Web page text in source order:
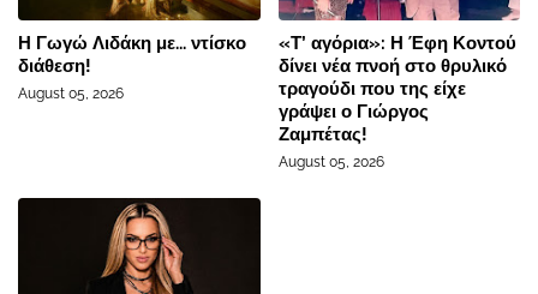
Η Γωγώ Λιδάκη με... ντίσκο
διάθεση!
August 05, 2026
«Τ’ αγόρια»: Η Έφη Κοντού
δίνει νέα πνοή στο θρυλικό
τραγούδι που της είχε
γράψει ο Γιώργος
Ζαμπέτας!
August 05, 2026